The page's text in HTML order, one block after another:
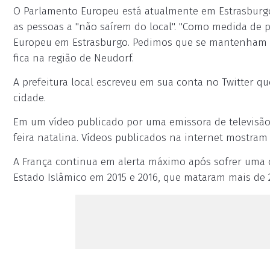
O Parlamento Europeu está atualmente em
as pessoas a "não saírem do local". "Como medida
Europeu em Estrasburgo. Pedimos que se
fica na região de Neudorf.
A prefeitura local escreveu em sua conta no Twitter
cidade.
Em um vídeo publicado por uma emissora de
feira natalina. Vídeos publicados na internet
A França continua em alerta máximo após sofrer
Estado Islâmico em 2015 e 2016, que mataram mais de